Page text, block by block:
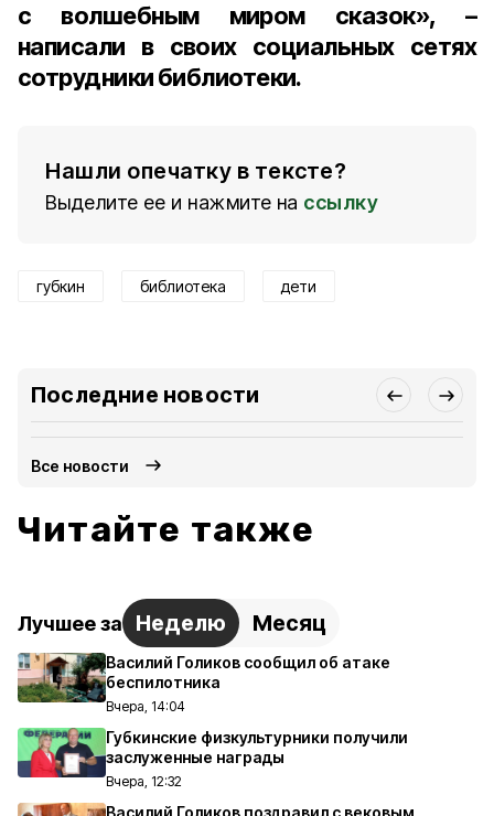
с волшебным миром сказок», –
написали в своих социальных сетях
сотрудники библиотеки.
Нашли опечатку в тексте?
Выделите ее и нажмите на ссылку
губкин библиотека дети
Последние новости
Все новости
Читайте также
Лучшее за Неделю Месяц
Василий Голиков сообщил об атаке
беспилотника
Вчера, 14:04
Губкинские физкультурники получили
заслуженные награды
Вчера, 12:32
Василий Голиков поздравил с вековым